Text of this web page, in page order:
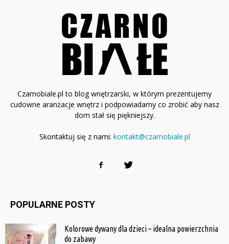
Czarnobiale.pl to blog wnętrzarski, w którym prezentujemy
cudowne aranżacje wnętrz i podpowiadamy co zrobić aby nasz
dom stał się piękniejszy.
Skontaktuj się z nami: kontakt@czarnobiale.pl
POPULARNE POSTY
Kolorowe dywany dla dzieci – idealna powierzchnia
do zabawy